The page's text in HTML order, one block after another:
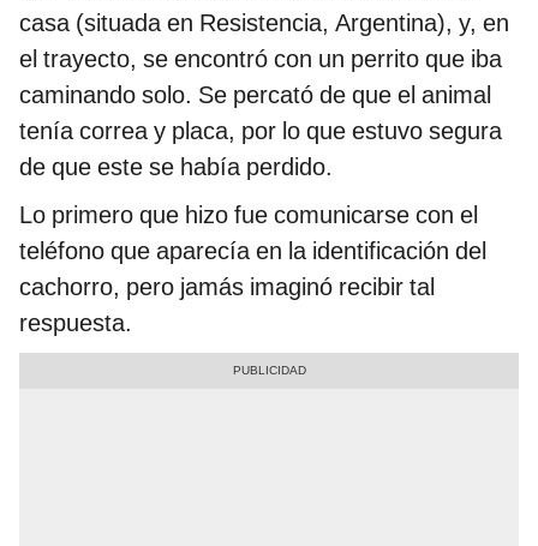
casa (situada en Resistencia, Argentina), y, en
el trayecto, se encontró con un perrito que iba
caminando solo. Se percató de que el animal
tenía correa y placa, por lo que estuvo segura
de que este se había perdido.
Lo primero que hizo fue comunicarse con el
teléfono que aparecía en la identificación del
cachorro, pero jamás imaginó recibir tal
respuesta.